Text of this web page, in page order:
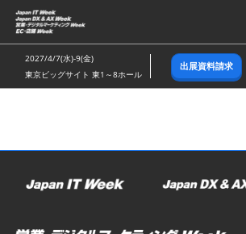
ス
キ
ッ
し
む
2027/4/7(水)-9(金)
東京ビッグサイト 東1～8ホール
出展資料請求